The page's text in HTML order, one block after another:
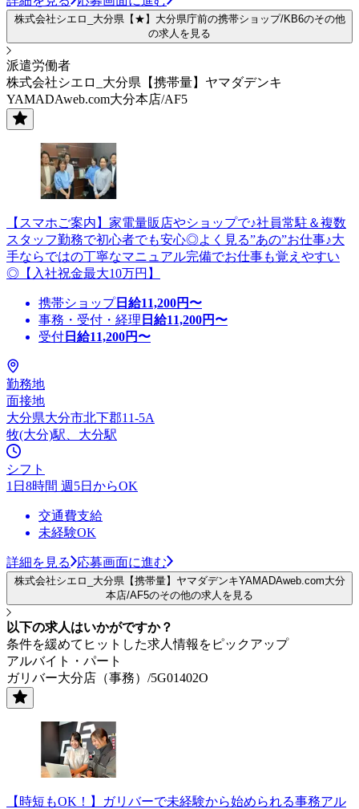
株式会社シエロ_大分県【★】大分県庁前の携帯ショップ/KB6のその他
の求人を見る
派遣労働者
株式会社シエロ_大分県【携帯量】ヤマダデンキ
YAMADAweb.com大分本店/AF5
【スマホご案内】家電量販店やショップで♪社員常駐＆複数
スタッフ勤務で初心者でも安心◎よく見る”あの”お仕事♪大
手ならではの丁寧なマニュアル完備でお仕事も覚えやすい
◎【入社祝金最大10万円】
携帯ショップ日給11,200円〜
事務・受付・経理 日給11,200円〜
受付 日給11,200円〜
勤務地
面接地
大分県大分市北下郡11-5A
牧(大分)駅、大分駅
シフト
1日8時間 週5日からOK
交通費支給
未経験OK
詳細を見る 応募画面に進む
株式会社シエロ_大分県【携帯量】ヤマダデンキYAMADAweb.com大分
本店/AF5のその他の求人を見る
以下の求人はいかがですか？
条件を緩めてヒットした求人情報をピックアップ
アルバイト・パート
ガリバー大分店（事務）/5G01402O
【時短もOK！】ガリバーで未経験から始められる事務アル